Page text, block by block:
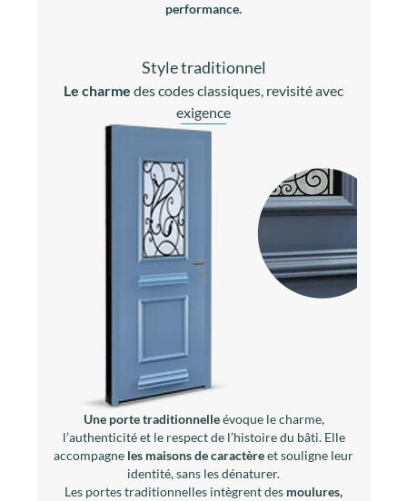
performance.
Style traditionnel
Le charme des codes classiques, revisité avec
exigence
Une porte traditionnelleévoque le charme,
l’authenticité et le respect de l’histoire du bâti. Elle
accompagne les maisons de caractèreet souligne leur
identité, sans les dénaturer.
Les portes traditionnelles intègrent des moulures,